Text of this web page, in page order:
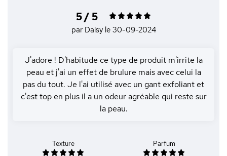
5 / 5
par Daisy le 30-09-2024
J'adore ! D'habitude ce type de produit m'irrite la
peau et j'ai un effet de brulure mais avec celui la
pas du tout. Je l'ai utilisé avec un gant exfoliant et
c'est top en plus il a un odeur agréable qui reste sur
la peau.
Texture Parfum